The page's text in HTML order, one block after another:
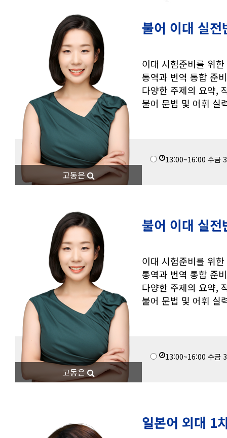
불어 이대 실전
이대 시험준비를 위
통역과 번역 통합 준
다양한 주제의 요약,
불어 문법 및 어휘 실
13:00~16:00 수금
고동은
불어 이대 실
이대 시험준비를 위
통역과 번역 통합 준
다양한 주제의 요약,
불어 문법 및 어휘 실
13:00~16:00 수금
고동은
일본어 외대 1